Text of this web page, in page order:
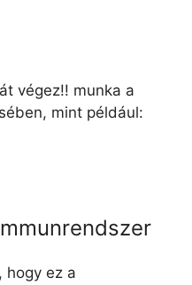
végez!! ️munka a
mint például:
hogy ez a